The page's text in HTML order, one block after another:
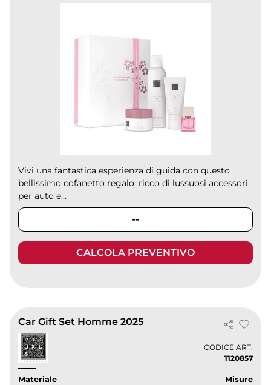
Vivi una fantastica esperienza di guida con questo
bellissimo cofanetto regalo, ricco di lussuosi accessori
per auto e...
--
CALCOLA PREVENTIVO
Car Gift Set Homme 2025
CODICE ART.
1120857
Materiale
Misure